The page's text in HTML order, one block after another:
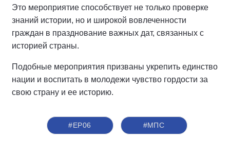
Это мероприятие способствует не только проверке
знаний истории, но и широкой вовлеченности
граждан в празднование важных дат, связанных с
историей страны.
Подобные мероприятия призваны укрепить единство
нации и воспитать в молодежи чувство гордости за
свою страну и ее историю.
#ЕР06 #МПС